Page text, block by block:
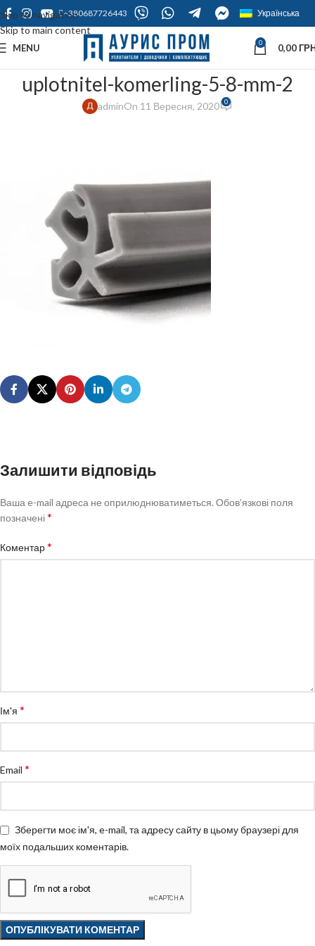
Skip to navigation
Skip to main content
+380687726443 Українська
MENU 0 0,00
uplotnitel-komerling-5-8-mm-2
adminOn 11 Вересня, 2020 0
Залишити відповідь
Ваша e-mail адреса не оприлюднюватиметься. Обов’язкові поля
позначені*
Коментар*
Ім'я *
Email *
Зберегти моє ім'я, e-mail, та адресу сайту в цьому браузері для
моїх подальших коментарів.